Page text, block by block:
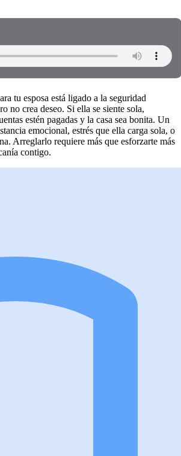
tu esposa está ligado a la seguridad
no crea deseo. Si ella se siente sola,
estén pagadas y la casa sea bonita. Un
emocional, estrés que ella carga sola, o
Arreglarlo requiere más que esforzarte más
contigo.